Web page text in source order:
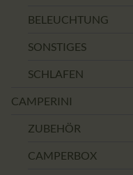
BELEUCHTUNG
SONSTIGES
SCHLAFEN
CAMPERINI
ZUBEHÖR
CAMPERBOX